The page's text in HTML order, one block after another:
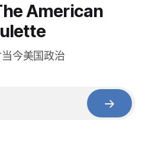
American
今美国政治